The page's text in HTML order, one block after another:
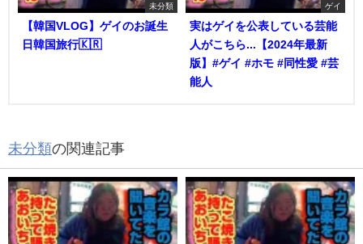
未分類
【韓国VLOG】ゲイのお誕生
日韓国旅行🇰🇷
ゲイ
実はゲイを公表している芸能
人がこちら...【2024年最新
版】#ゲイ #ホモ #同性愛 #芸
能人
未分類の関連記事